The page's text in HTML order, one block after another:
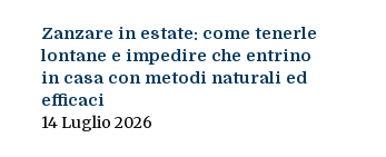
Zanzare in estate: come tenerle
lontane e impedire che entrino
in casa con metodi naturali ed
efficaci
14 Luglio 2026